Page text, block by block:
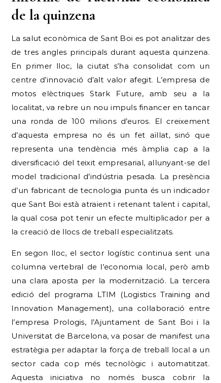
de la quinzena
La salut econòmica de Sant Boi es pot analitzar des
de tres angles principals durant aquesta quinzena.
En primer lloc, la ciutat s’ha consolidat com un
centre d’innovació d’alt valor afegit. L’empresa de
motos elèctriques Stark Future, amb seu a la
localitat, va rebre un nou impuls financer en tancar
una ronda de 100 milions d’euros. El creixement
d’aquesta empresa no és un fet aïllat, sinó que
representa una tendència més àmplia cap a la
diversificació del teixit empresarial, allunyant-se del
model tradicional d’indústria pesada. La presència
d’un fabricant de tecnologia punta és un indicador
que Sant Boi està atraient i retenant talent i capital,
la qual cosa pot tenir un efecte multiplicador per a
la creació de llocs de treball especialitzats.
En segon lloc, el sector logístic continua sent una
columna vertebral de l’economia local, però amb
una clara aposta per la modernització. La tercera
edició del programa LTIM (Logistics Training and
Innovation Management), una col·laboració entre
l’empresa Prologis, l’Ajuntament de Sant Boi i la
Universitat de Barcelona, va posar de manifest una
estratègia per adaptar la força de treball local a un
sector cada cop més tecnològic i automatitzat.
Aquesta iniciativa no només busca cobrir la